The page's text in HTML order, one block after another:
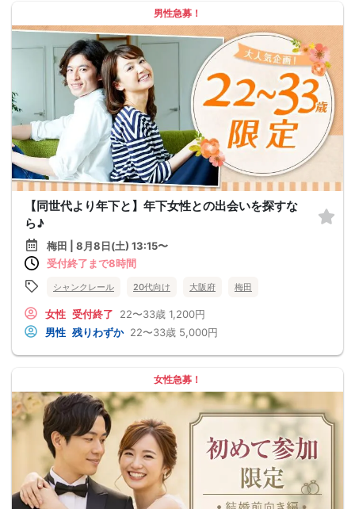
男性急募！
【同世代より年下と】年下女性との出会いを探すな
ら♪
梅田 | 8月8日(土) 13:15〜
受付終了まで8時間
シャンクレール 20代向け 大阪府 梅田
女性 受付終了 22〜33歳 1,200円
男性 残りわずか 22〜33歳 5,000円
女性急募！